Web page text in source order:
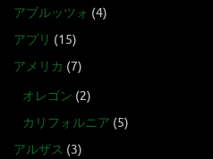
アブルッツォ (4)
アプリ (15)
アメリカ (7)
オレゴン (2)
カリフォルニア (5)
アルザス (3)